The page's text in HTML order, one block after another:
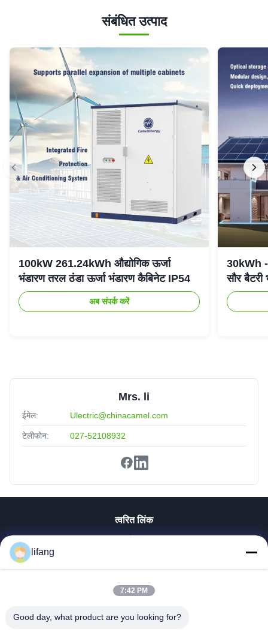
संबंधित उत्पाद
100kW 261.24kWh औद्योगिक ऊर्जा
भंडारण तरल ठंडा ऊर्जा भंडारण कैबिनेट IP54
अब संपर्क करें
30kWh -
सौर
Mrs. li
ईमेल: Ulectric@chinacamel.com
टेलीफोन: 027-52108932
त्वरित लिंक
हमारे बारे में
फैक्टरी यात्रा
हमसे संपर्क करें
lifang
7:42 PM
Good day, what product are you looking for?